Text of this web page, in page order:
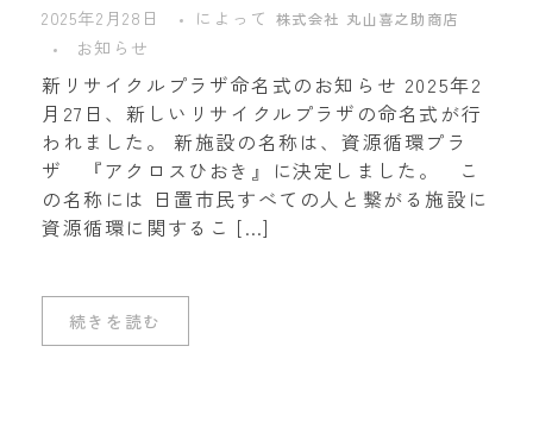
2025年2月28日 によって 株式会社 丸山喜之助商店
お知らせ
新リサイクルプラザ命名式のお知らせ 2025年2
月27日、新しいリサイクルプラザの命名式が行
われました。 新施設の名称は、資源循環プラ
ザ 『アクロスひおき』に決定しました。 こ
の名称には 日置市民すべての人と繋がる施設に
資源循環に関するこ […]
続きを読む